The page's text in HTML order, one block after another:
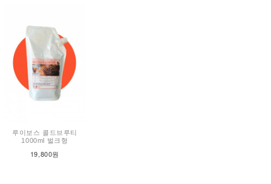
루이보스 콜드브루티
1000ml 벌크형
19,800원